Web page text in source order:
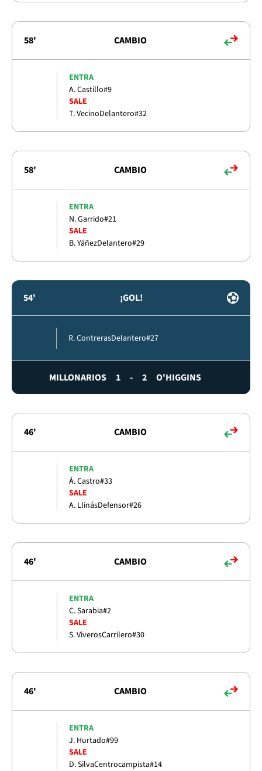
58' CAMBIO
ENTRA
A. Castillo#9
SALE
T. VecinoDelantero#32
58' CAMBIO
ENTRA
N. Garrido#21
SALE
B. YáñezDelantero#29
54' ¡GOL!
R. ContrerasDelantero#27
MILLONARIOS 1 - 2 O'HIGGINS
46' CAMBIO
ENTRA
Á. Castro#33
SALE
A. LlinásDefensor#26
46' CAMBIO
ENTRA
C. Sarabia#2
SALE
S. ViverosCarrilero#30
46' CAMBIO
ENTRA
J. Hurtado#99
SALE
D. SilvaCentrocampista#14